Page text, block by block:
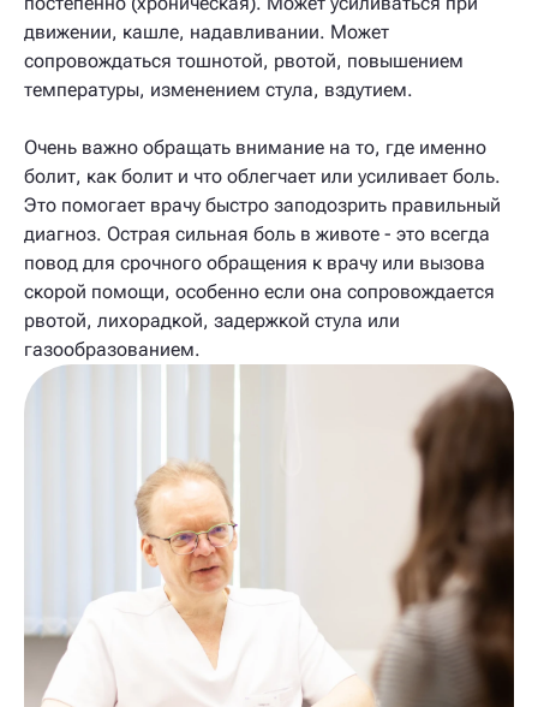
движении, кашле, надавливании. Может
сопровождаться тошнотой, рвотой, повышением
температуры, изменением стула, вздутием.
Очень важно обращать внимание на то, где именно
болит, как болит и что облегчает или усиливает боль.
Это помогает врачу быстро заподозрить правильный
диагноз. Острая сильная боль в животе - это всегда
повод для срочного обращения к врачу или вызова
скорой помощи, особенно если она сопровождается
рвотой, лихорадкой, задержкой стула или
газообразованием.